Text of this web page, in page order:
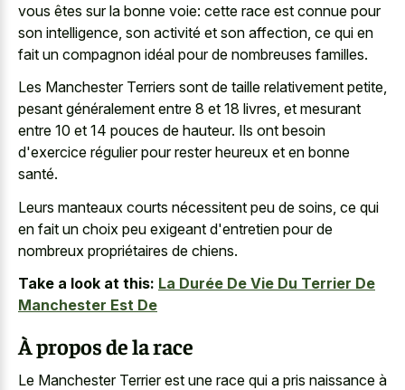
vous êtes sur la bonne voie: cette race est connue pour
son intelligence, son activité et son affection, ce qui en
fait un compagnon idéal pour de nombreuses familles.
Les Manchester Terriers sont de taille relativement petite,
pesant généralement entre 8 et 18 livres, et mesurant
entre 10 et 14 pouces de hauteur. Ils ont besoin
d'exercice régulier pour rester heureux et en bonne
santé.
Leurs manteaux courts nécessitent peu de soins, ce qui
en fait un choix peu exigeant d'entretien pour de
nombreux propriétaires de chiens.
Take a look at this: La Durée De Vie Du Terrier De
Manchester Est De
À propos de la race
Le Manchester Terrier est une race qui a pris naissance à